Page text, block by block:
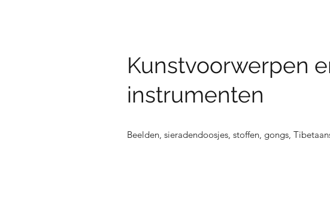
Kunstvoorwerpen
instrumenten
Beelden, sieradendoosjes, stoffen, gongs,